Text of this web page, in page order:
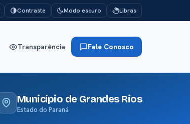
Contraste Modo escuro Libras
Transparência Fale Conosco
Município de Grandes Rios
Estado do Paraná